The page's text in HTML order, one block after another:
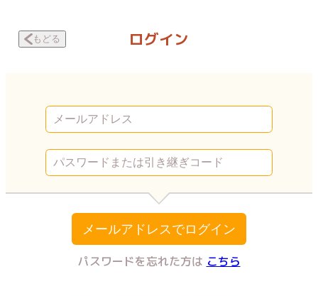
もどる ログイン
メールアドレスでログイン
パスワードを忘れた方は こちら